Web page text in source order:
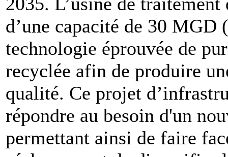
d’une capacité de 30
technologie éprouvée de
recyclée afin de produire
qualité. Ce projet
répondre au besoin d'un
permettant ainsi de faire